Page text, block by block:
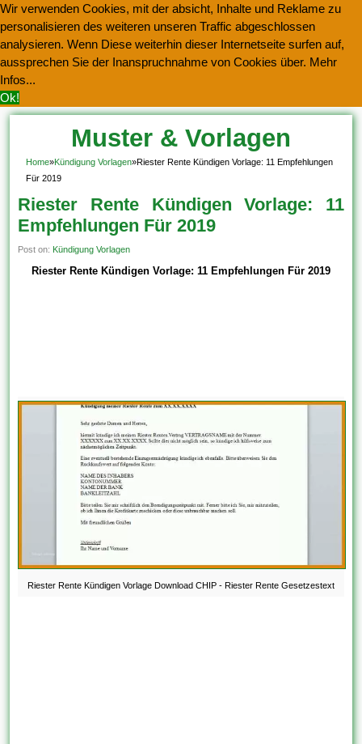
Wir verwenden Cookies, mit der absicht, Inhalte und Reklame zu
personalisieren des weiteren unseren Traffic abgeschlossen
analysieren. Wenn Diese weiterhin dieser Internetseite surfen auf,
aussprechen Sie der Inanspruchnahme von Cookies über. Mehr
Infos...
Ok!
Muster & Vorlagen
Kostenlos Herunterladen
Home»Kündigung Vorlagen»Riester Rente Kündigen Vorlage: 11 Empfehlungen
Für 2019
Riester Rente Kündigen Vorlage: 11
Empfehlungen Für 2019
Post on: Kündigung Vorlagen
Riester Rente Kündigen Vorlage: 11 Empfehlungen Für 2019
Riester Rente Kündigen Vorlage Download CHIP - Riester Rente Gesetzestext